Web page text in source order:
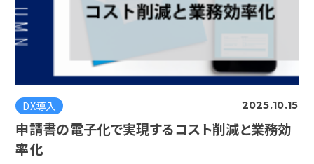
DX導入 2025.10.15
申請書の電子化で実現するコスト削減と業務効
率化